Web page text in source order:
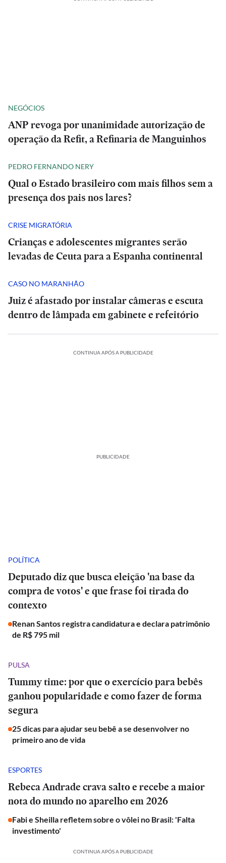
NEGÓCIOS
ANP revoga por unanimidade autorização de
operação da Refit, a Refinaria de Manguinhos
PEDRO FERNANDO NERY
Qual o Estado brasileiro com mais filhos sem a
presença dos pais nos lares?
CRISE MIGRATÓRIA
Crianças e adolescentes migrantes serão
levadas de Ceuta para a Espanha continental
CASO NO MARANHÃO
Juiz é afastado por instalar câmeras e escuta
dentro de lâmpada em gabinete e refeitório
CONTINUA APÓS A PUBLICIDADE
PUBLICIDADE
POLÍTICA
Deputado diz que busca eleição 'na base da
compra de votos' e que frase foi tirada do
contexto
Renan Santos registra candidatura e declara patrimônio
de R$ 795 mil
PULSA
Tummy time: por que o exercício para bebês
ganhou popularidade e como fazer de forma
segura
25 dicas para ajudar seu bebê a se desenvolver no
primeiro ano de vida
ESPORTES
Rebeca Andrade crava salto e recebe a maior
nota do mundo no aparelho em 2026
Fabi e Sheilla refletem sobre o vôlei no Brasil: 'Falta
investimento'
CONTINUA APÓS A PUBLICIDADE